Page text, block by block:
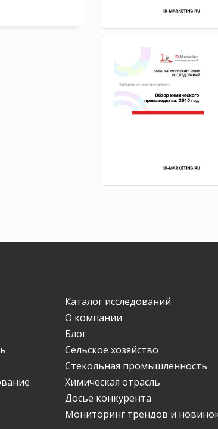
Каталог исследований
О компании
Блог
Сельское хозяйство
Стекольная промышленность
Химическая отрасль
Досье конкурента
Мониторинг трендов и